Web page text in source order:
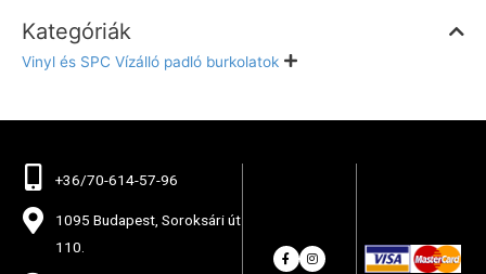
Kategóriák
Vinyl és SPC Vízálló padló burkolatok
+36/70-614-57-96
1095 Budapest, Soroksári út
110.